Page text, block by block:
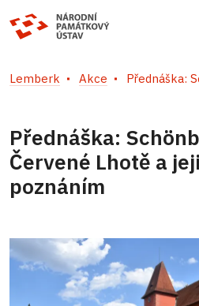
Lemberk Akce Přednáška:
Přednáška:
Červené Lhotě a
poznáním